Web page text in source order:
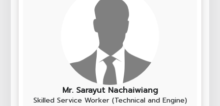
Mr. Sarayut Nachaiwiang
Skilled Service Worker (Technical and Engine)